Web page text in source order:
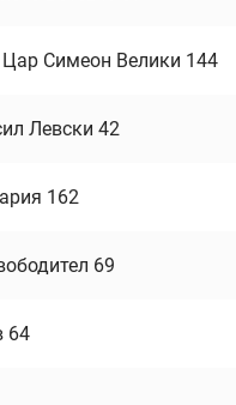
Цар Симеон Велики 144
Левски 42
162
69
64